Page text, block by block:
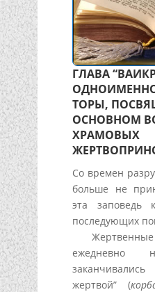
ГЛАВА
ТОРЫ,
ОСНОВНОМ
ХРАМОВЫХ
Со времен
больше не
эта заповедь
последующих
ежедневно
жертвой” (